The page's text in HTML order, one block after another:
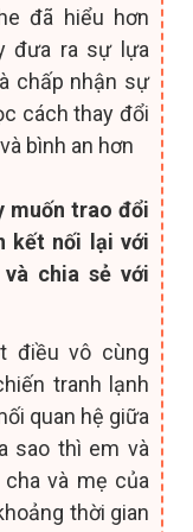
đã hiểu hơn
đưa ra sự lựa
chấp nhận sự
cách thay đổi
bình an hơn
muốn trao đổi
kết nối lại với
chia sẻ với
điều vô cùng
tranh lạnh
quan hệ giữa
sao thì em và
và mẹ của
thời gian